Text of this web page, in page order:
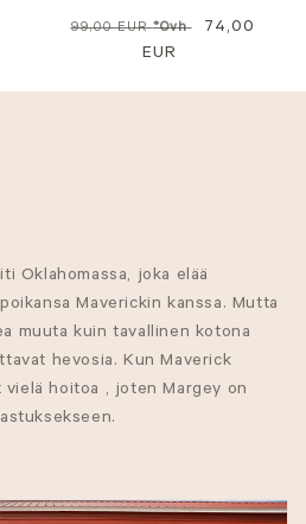
Normaali
99,00 EUR*Ovh
74,00
EUR
Oklahomassa, joka elää
Maverickin kanssa. Mutta
muuta kuin tavallinen kotona
hevosia. Kun Maverick
hoitoa , joten Margey on
.